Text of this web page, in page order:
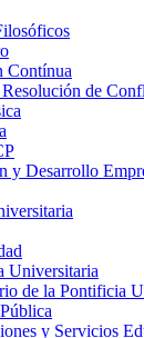
Contínua
de
y Desarrollo
Universitaria
de la Pontificia
y Servicios